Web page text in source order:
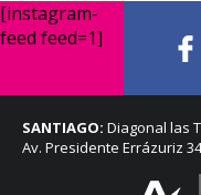
[instagram-
feed feed=1]
SANTIAGO: Diagonal las
Av. Presidente Errázuriz